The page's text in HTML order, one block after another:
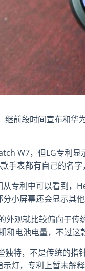
继前段时间宣布和
W7，但LG专利
手表都有自己的名
从专利中可以看到，
小屏幕还会显示其
外观就比较偏向于
和电池电量，不过这
独特，不是传统的指
灯，专利上暂未解